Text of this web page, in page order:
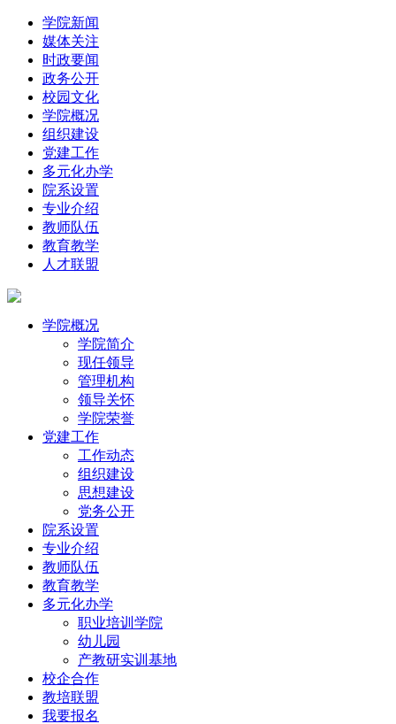
学院新闻
媒体关注
时政要闻
政务公开
校园文化
学院概况
组织建设
党建工作
多元化办学
院系设置
专业介绍
教师队伍
教育教学
人才联盟
学院概况
学院简介
现任领导
管理机构
领导关怀
学院荣誉
党建工作
工作动态
组织建设
思想建设
党务公开
院系设置
专业介绍
教师队伍
教育教学
多元化办学
职业培训学院
幼儿园
产教研实训基地
校企合作
教培联盟
我要报名